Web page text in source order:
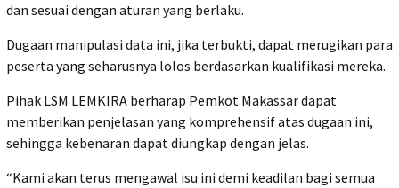
dan sesuai dengan aturan yang berlaku.
Dugaan manipulasi data ini, jika terbukti, dapat merugikan para
peserta yang seharusnya lolos berdasarkan kualifikasi mereka.
Pihak LSM LEMKIRA berharap Pemkot Makassar dapat
memberikan penjelasan yang komprehensif atas dugaan ini,
sehingga kebenaran dapat diungkap dengan jelas.
“Kami akan terus mengawal isu ini demi keadilan bagi semua